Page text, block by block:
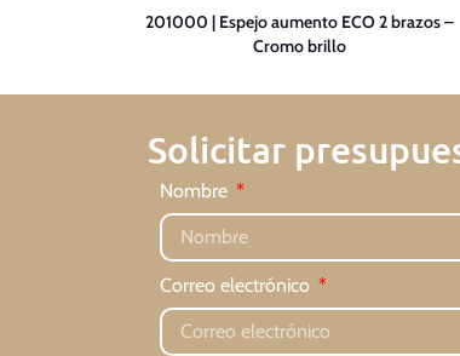
201000 | Espejo aumento ECO 2 brazos –
Cromo brillo
Solicitar
Nombre
Correo electrónico